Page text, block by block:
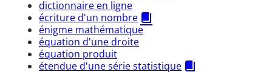
dictionnaire en ligne
écriture d'un nombre
énigme mathématique
équation d'une droite
équation produit
étendue d'une série statistique